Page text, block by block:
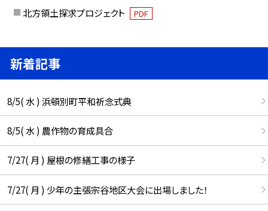
北方領土探求プロジェクト
PDF
新着記事
8/5( 水 ) 浜頓別町平和祈念式典
8/5( 水 ) 農作物の育成具合
7/27( 月 ) 屋根の修繕工事の様子
7/27( 月 ) 少年の主張宗谷地区大会に出場しました！